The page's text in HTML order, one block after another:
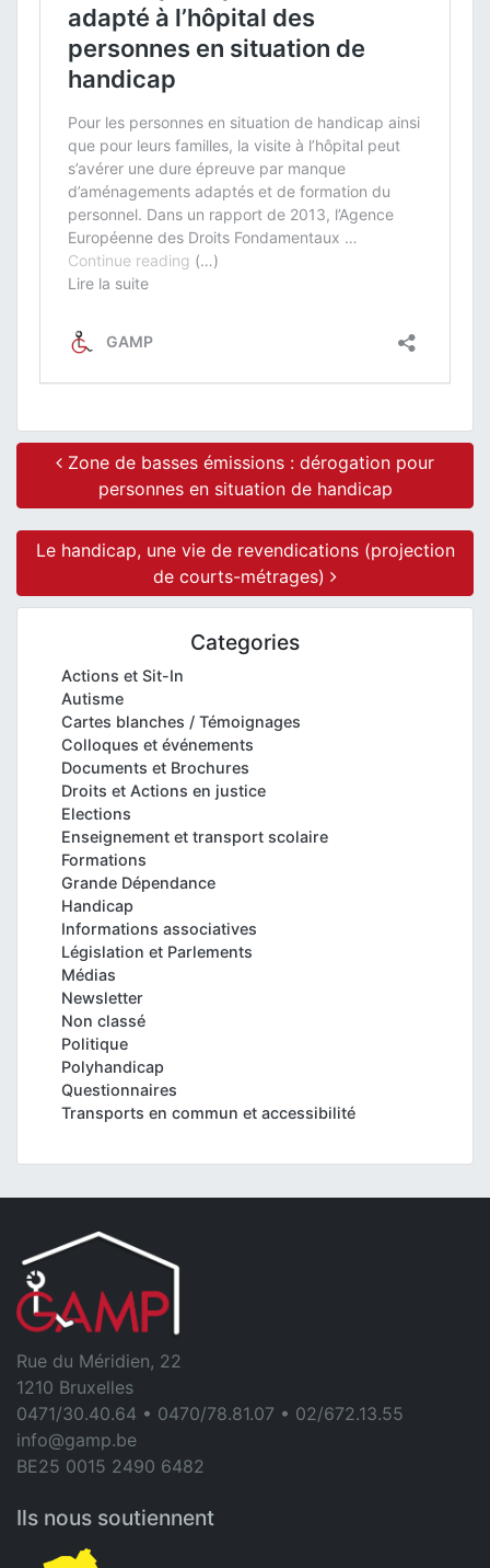
Post navigation
Zone de basses émissions : dérogation pour
personnes en situation de handicap
Le handicap, une vie de revendications (projection
de courts-métrages)
Categories
Actions et Sit-In
Autisme
Cartes blanches / Témoignages
Colloques et événements
Documents et Brochures
Droits et Actions en justice
Elections
Enseignement et transport scolaire
Formations
Grande Dépendance
Handicap
Informations associatives
Législation et Parlements
Médias
Newsletter
Non classé
Politique
Polyhandicap
Questionnaires
Transports en commun et accessibilité
Rue du Méridien, 22
1210 Bruxelles
0471/30.40.64 • 0470/78.81.07 • 02/672.13.55
info@gamp.be
BE25 0015 2490 6482
Ils nous soutiennent